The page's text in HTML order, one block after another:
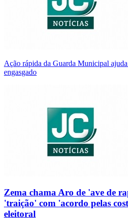
Ação rápida da Guarda Municipal
engasgado
Zema chama Aro de 'ave de
'traição' com 'acordo pelas
eleitoral